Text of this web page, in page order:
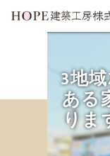
3地
ある
りま